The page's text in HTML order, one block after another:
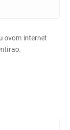
ovom internet